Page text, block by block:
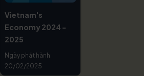
Vietnam's
Economy 2024 -
2025
Ngày phát hành:
20/02/2025